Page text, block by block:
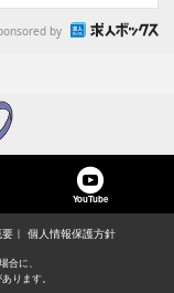
by
YouTube
個人情報保護方針
に、
ります。